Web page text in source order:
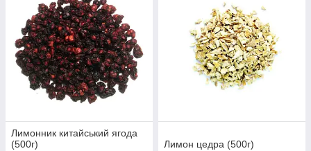
Лимонник китайський ягода
(500г)
Лимон цедра (500г)